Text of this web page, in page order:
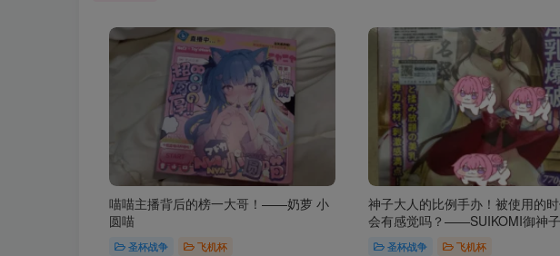
喵喵主播背后的榜一大哥！——奶萝 小
圆喵
圣杯战争 飞机杯
神子大人的比例手办！被使用的
会有感觉吗？——SUIKOMI御神
圣杯战争 飞机杯